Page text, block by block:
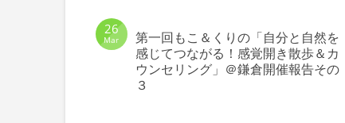
26
Mar
第一回もこ＆くりの「自分と自然を
感じてつながる！感覚開き散歩＆カ
ウンセリング」＠鎌倉開催報告その
３